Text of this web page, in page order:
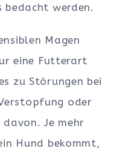
werden.
Magen
eine Futterart
zu Störungen bei
oder
Je mehr
Hund bekommt,